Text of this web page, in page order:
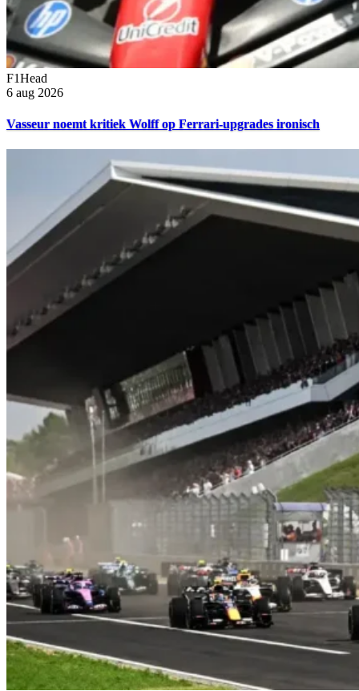
F1Head
6 aug 2026
Vasseur noemt kritiek Wolff op Ferrari-upgrades ironisch